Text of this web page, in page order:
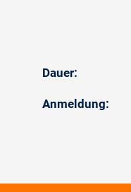
Dauer:
Anmeldung: